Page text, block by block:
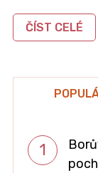
ČÍST CELÉ